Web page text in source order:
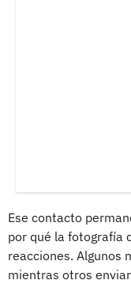
Ese contacto
por qué la fotografía
reacciones. Algunos
mientras otros